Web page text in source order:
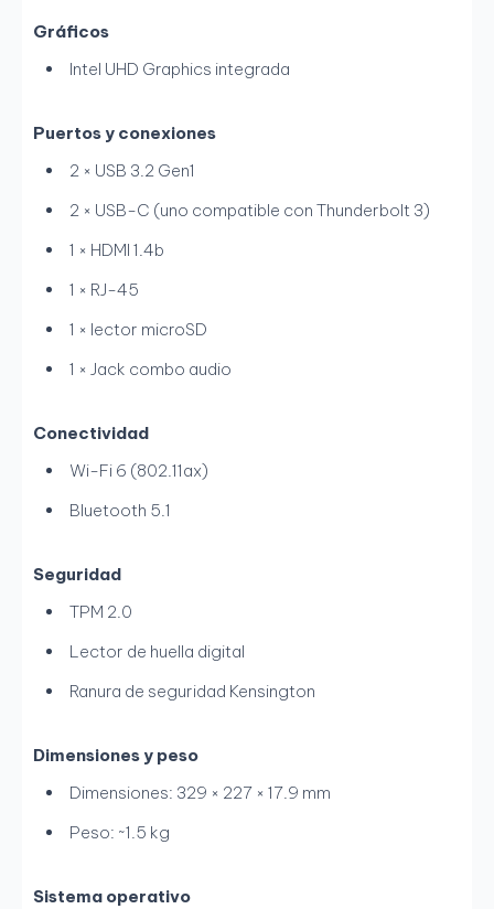
Gráficos
Intel UHD Graphics integrada
Puertos y conexiones
2 × USB 3.2 Gen1
2 × USB-C (uno compatible con Thunderbolt 3)
1 × HDMI 1.4b
1 × RJ-45
1 × lector microSD
1 × Jack combo audio
Conectividad
Wi-Fi 6 (802.11ax)
Bluetooth 5.1
Seguridad
TPM 2.0
Lector de huella digital
Ranura de seguridad Kensington
Dimensiones y peso
Dimensiones: 329 × 227 × 17.9 mm
Peso: ~1.5 kg
Sistema operativo